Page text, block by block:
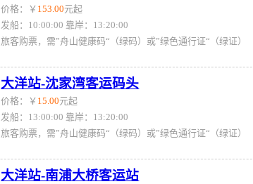
价格：￥ 153.00元起
发船：10:00:00 靠岸：13:20:00
旅客购票，需”舟山健康码“（绿码）或”绿色通行证“（绿证）
大洋站-沈家湾客运码头
价格：￥ 15.00元起
发船：13:00:00 靠岸：13:20:00
旅客购票，需”舟山健康码“（绿码）或”绿色通行证“（绿证）
大洋站-南浦大桥客运站